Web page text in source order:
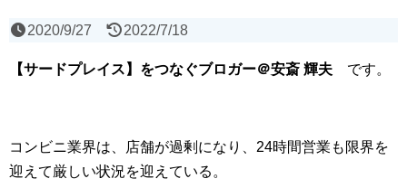
2020/9/27 2022/7/18
【サードプレイス】をつなぐブロガー＠安斎 輝夫 です。
コンビニ業界は、店舗が過剰になり、24時間営業も限界を
迎えて厳しい状況を迎えている。